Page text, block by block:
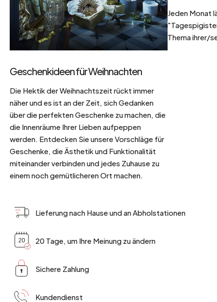
Geschenkideen für Weihnachten
Die Hektik der Weihnachtszeit rückt immer
näher und es ist an der Zeit, sich Gedanken
über die perfekten Geschenke zu machen, die
die Innenräume Ihrer Lieben aufpeppen
werden. Entdecken Sie unsere Vorschläge für
Geschenke, die Ästhetik und Funktionalität
miteinander verbinden und jedes Zuhause zu
einem noch gemütlicheren Ort machen.
Jeden Monat
Thema ihrer/
Lieferung nach Hause und an Abholstationen
20 Tage, um Ihre Meinung zu ändern
Sichere Zahlung
Kundendienst